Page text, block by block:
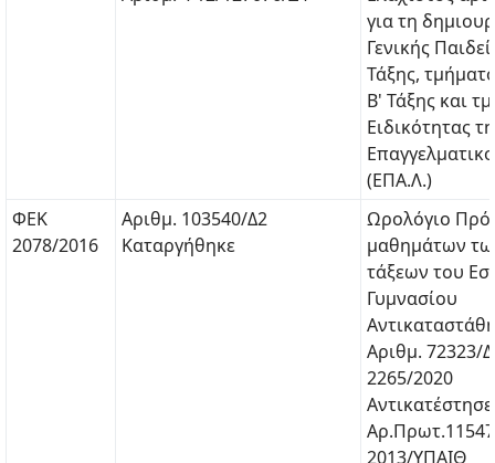
για τη
Γενικής
Τάξης,
Β' Τάξης και
Ειδικότητας
(ΕΠΑ.Λ.)
ΦΕΚ
2078/2016
Αριθμ. 103540/Δ2
Καταργήθηκε
Ωρολόγιο
μαθημάτων
τάξεων του
Γυμνασίου
Αριθμ. 72323/
2265/2020
2013/ΥΠΑΙΘ